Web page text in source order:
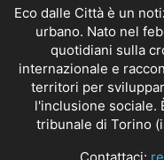
Eco dalle Città è un
urbano. Nato nel
quotidiani sulla
internazionale e
territori per
l'inclusione sociale.
tribunale di Torino